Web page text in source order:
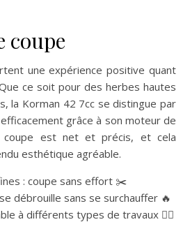
coupe
une expérience positive quant
ce soit pour des herbes hautes
la Korman 42 7cc se distingue par
grâce à son moteur de
coupe est net et précis, et cela
esthétique agréable.
: coupe sans effort ✂️
débrouille sans se surchauffer 🔥
à différents types de travaux 🏃‍♂️